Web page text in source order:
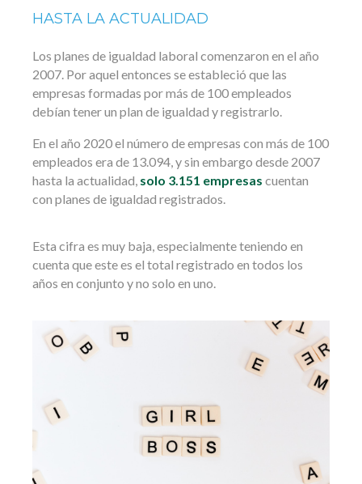
HASTA LA ACTUALIDAD
Los planes de igualdad laboral comenzaron en el año
2007. Por aquel entonces se estableció que las
empresas formadas por más de 100 empleados
debían tener un plan de igualdad y registrarlo.
En el año 2020 el número de empresas con más de 100
empleados era de 13.094, y sin embargo desde 2007
hasta la actualidad, solo 3.151 empresas cuentan
con planes de igualdad registrados.
Esta cifra es muy baja, especialmente teniendo en
cuenta que este es el total registrado en todos los
años en conjunto y no solo en uno.